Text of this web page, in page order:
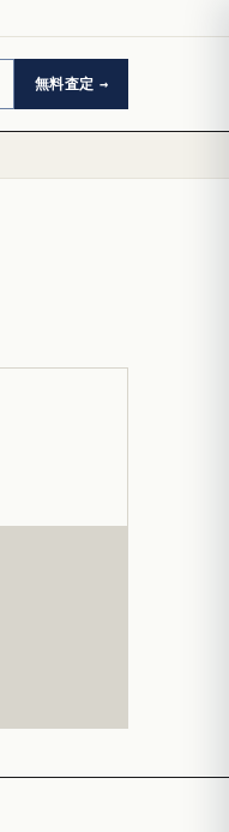
無料査定